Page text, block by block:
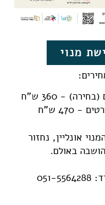
מנוי
- 360 ש"ח
470 ש"ח
אונליין, נחזור
באולם.
051-5564288